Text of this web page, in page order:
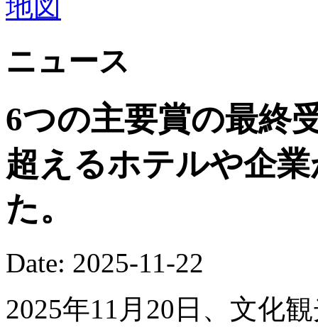
ニュース
6つの主要賞の最終
超えるホテルや企
た。
Date: 2025-11-22
2025年11月20日、文化